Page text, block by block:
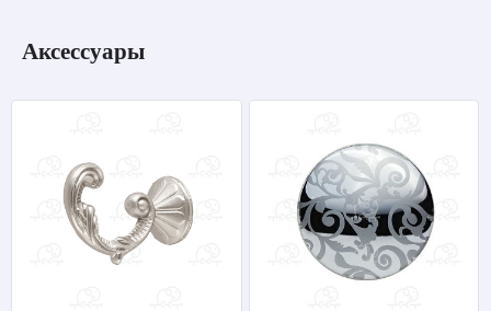
Аксессуары